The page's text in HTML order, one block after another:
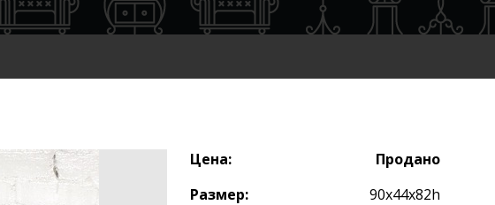
Цена:
Продано
Размер:
90х44х82h